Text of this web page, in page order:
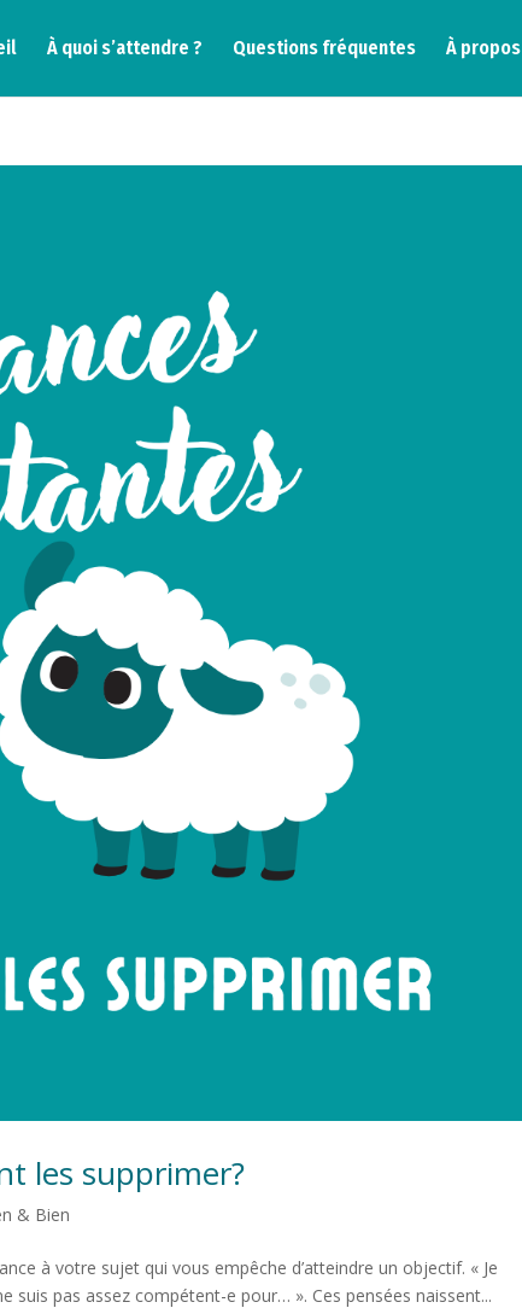
À quoi s’attendre ? Questions fréquentes À propos
les supprimer?
& Bien
à votre sujet qui vous empêche d’atteindre un objectif. « Je
pas assez compétent-e pour… ». Ces pensées naissent...